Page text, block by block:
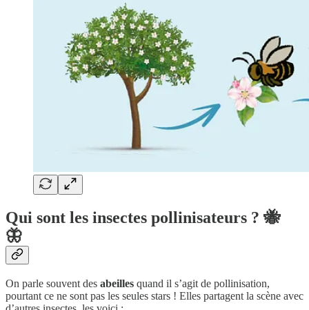
Qui sont les insectes pollinisateurs ? 🐝
🦋
On parle souvent des abeilles quand il s’agit de pollinisation,
pourtant ce ne sont pas les seules stars ! Elles partagent la scène avec